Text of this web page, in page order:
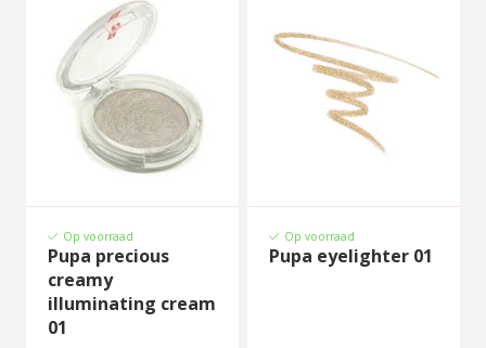
Op voorraad
Pupa precious
creamy
illuminating cream
01
Op voorraad
Pupa eyelighter 01